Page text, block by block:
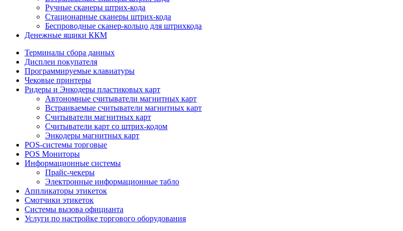
Ручные сканеры штрих-кода
Стационарные сканеры штрих-кода
Беспроводные сканер-кольцо для штрихкода
Денежные ящики ККМ
Терминалы сбора данных
Дисплеи покупателя
Программируемые клавиатуры
Чековые принтеры
Ридеры и Энкодеры пластиковых карт
Автономные считыватели магнитных карт
Встраиваемые считыватели магнитных карт
Считыватели магнитных карт
Считыватели карт со штрих-кодом
Энкодеры магнитных карт
POS-системы торговые
POS Мониторы
Информационные системы
Прайс-чекеры
Электронные информационные табло
Аппликаторы этикеток
Смотчики этикеток
Системы вызова официанта
Услуги по настройке торгового оборудования